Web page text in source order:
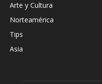
Arte y Cultura
Norteamérica
Tips
Asia